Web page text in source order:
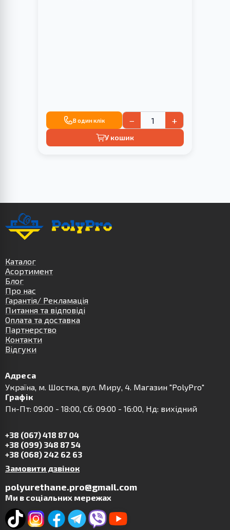
В один клік − +
У кошик
Каталог
Асортимент
Блог
Про нас
Гарантія/ Рекламація
Питання та відповіді
Оплата та доставка
Партнерство
Контакти
Відгуки
Адреса
Українa, м. Шостка, вул. Миру, 4. Магазин "PolyPro"
Графік
Пн-Пт: 09:00 - 18:00, Сб: 09:00 - 16:00, Нд: вихідний
+38 (067) 418 87 04
+38 (099) 348 87 54
+38 (068) 242 62 63
Замовити дзвінок
polyurethane.pro@gmail.com
Ми в соціальних мережах